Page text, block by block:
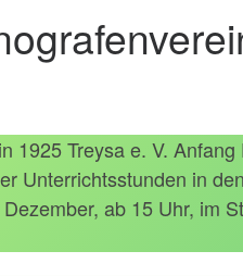
Treysa e. V.
Unterrichtsstunden in
ab 15 Uhr, im